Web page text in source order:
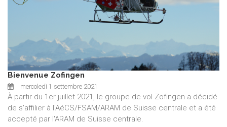
Bienvenue Zofingen
mercoledì 1 settembre 2021
À partir du 1er juillet 2021, le groupe de vol Zofingen a décidé
de s'affilier à l'AéCS/FSAM/ARAM de Suisse centrale et a été
accepté par l'ARAM de Suisse centrale.